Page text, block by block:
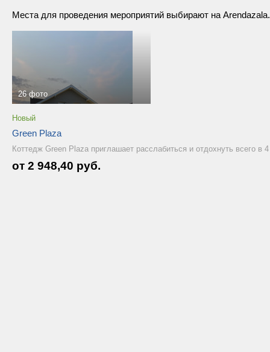
Места для проведения мероприятий выбирают на
26 фото
Новый
Green Plaza
Коттедж Green Plaza приглашает расслабиться и отдохнуть всего в
от 2 948,40 руб.